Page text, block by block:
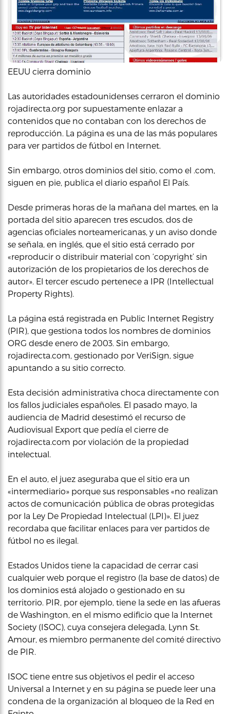
EEUU cierra dominio
Las autoridades estadounidenses cerraron el dominio
rojadirecta.org por supuestamente enlazar a
contenidos que no contaban con los derechos de
reproducción. La página es una de las más populares
para ver partidos de fútbol en Internet.
Sin embargo, otros dominios del sitio, como el .com,
siguen en pie, publica el diario español El País.
Desde primeras horas de la mañana del martes, en la
portada del sitio aparecen tres escudos, dos de
agencias oficiales norteamericanas, y un aviso donde
se señala, en inglés, que el sitio está cerrado por
«reproducir o distribuir material con ‘copyright’ sin
autorización de los propietarios de los derechos de
autor». El tercer escudo pertenece a IPR (Intellectual
Property Rights).
La página está registrada en Public Internet Registry
(PIR), que gestiona todos los nombres de dominios
ORG desde enero de 2003. Sin embargo,
rojadirecta.com, gestionado por VeriSign, sigue
apuntando a su sitio correcto.
Esta decisión administrativa choca directamente con
los fallos judiciales españoles. El pasado mayo, la
audiencia de Madrid desestimó el recurso de
Audiovisual Export que pedía el cierre de
rojadirecta.com por violación de la propiedad
intelectual.
En el auto, el juez aseguraba que el sitio era un
«intermediario» porque sus responsables «no realizan
actos de comunicación pública de obras protegidas
por la Ley De Propiedad Intelectual (LPI)». El juez
recordaba que facilitar enlaces para ver partidos de
fútbol no es ilegal.
Estados Unidos tiene la capacidad de cerrar casi
cualquier web porque el registro (la base de datos) de
los dominios está alojado o gestionado en su
territorio. PIR, por ejemplo, tiene la sede en las afueras
de Washington, en el mismo edificio que la Internet
Society (ISOC), cuya consejera delegada, Lynn St.
Amour, es miembro permanente del comité directivo
de PIR.
ISOC tiene entre sus objetivos el pedir el acceso
Universal a Internet y en su página se puede leer una
condena de la organización al bloqueo de la Red en